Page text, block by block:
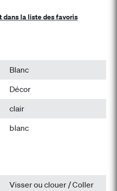
dans la liste des favoris
Blanc
Décor
clair
blanc
Visser ou clouer / Coller